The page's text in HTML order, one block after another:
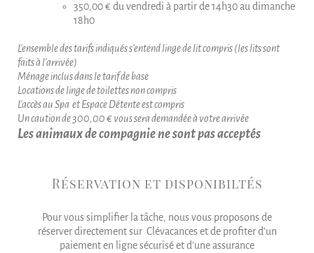
350,00 € du vendredi à partir de 14h30 au dimanche
18h0
L'ensemble des tarifs indiqués s'entend linge de lit compris (les lits sont
faits à l'arrivée)
Ménage inclus dans le tarif de base
Locations de linge de toilettes non compris
L'accès au Spa et Espace Détente est compris
Un caution de 300,00 € vous sera demandée à votre arrivée
Les animaux de compagnie ne sont pas acceptés
Réservation et disponibiltés
Pour vous simplifier la tâche, nous vous proposons de
réserver directement sur Clévacances et de profiter d'un
paiement en ligne sécurisé et d'une assurance